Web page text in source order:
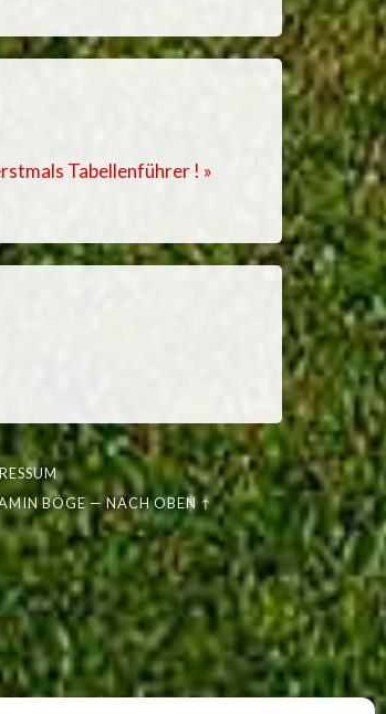
Tabellenführer ! »
BÖGE—NACH OBEN ↑